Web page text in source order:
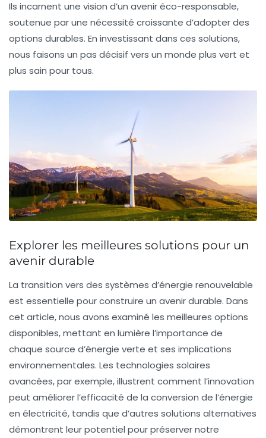
Ils incarnent une vision d’un avenir éco-responsable,
soutenue par une nécessité croissante d’adopter des
options durables. En investissant dans ces solutions,
nous faisons un pas décisif vers un monde plus vert et
plus sain pour tous.
Explorer les meilleures solutions pour un
avenir durable
La transition vers des systèmes d’énergie renouvelable
est essentielle pour construire un avenir durable. Dans
cet article, nous avons examiné les meilleures options
disponibles, mettant en lumière l’importance de
chaque source d’énergie verte et ses implications
environnementales. Les technologies solaires
avancées, par exemple, illustrent comment l’innovation
peut améliorer l’efficacité de la conversion de l’énergie
en électricité, tandis que d’autres solutions alternatives
démontrent leur potentiel pour préserver notre